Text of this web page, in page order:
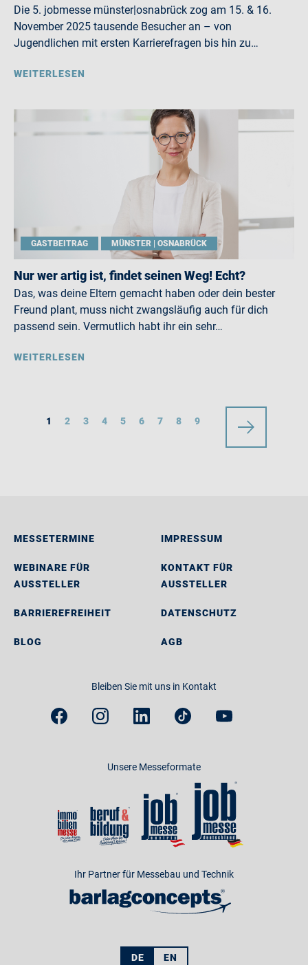
Die 5. jobmesse münster|osnabrück zog am 15. & 16.
November 2025 tausende Besucher an – von
Jugendlichen mit ersten Karrierefragen bis hin zu…
WEITERLESEN
GASTBEITRAG MÜNSTER | OSNABRÜCK
Nur wer artig ist, findet seinen Weg! Echt?
Das, was deine Eltern gemacht haben oder dein bester
Freund plant, muss nicht zwangsläufig auch für dich
passend sein. Vermutlich habt ihr ein sehr…
WEITERLESEN
1 2 3 4 5 6 7 8 9
MESSETERMINE
WEBINARE FÜR
AUSSTELLER
BARRIEREFREIHEIT
BLOG
IMPRESSUM
KONTAKT FÜR
AUSSTELLER
DATENSCHUTZ
AGB
Bleiben Sie mit uns in Kontakt
Unsere Messeformate
Ihr Partner für Messebau und Technik
DE EN